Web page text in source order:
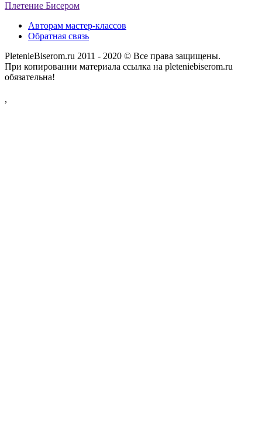
Плетение Бисером
Авторам мастер-классов
Обратная связь
PletenieBiserom.ru 2011 - 2020 © Все права защищены.
При копировании материала ссылка на pleteniebiserom.ru
обязательна!
,